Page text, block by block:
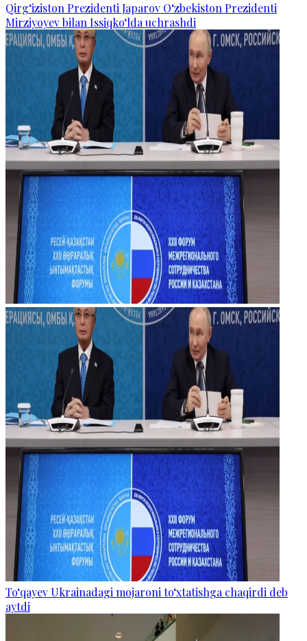
Qirg‘iziston Prezidenti Japarov O‘zbekiston Prezidenti
Mirziyoyev bilan Issiqko‘lda uchrashdi
To‘qayev Ukrainadagi mojaroni to‘xtatishga chaqirdi deb
aytdi